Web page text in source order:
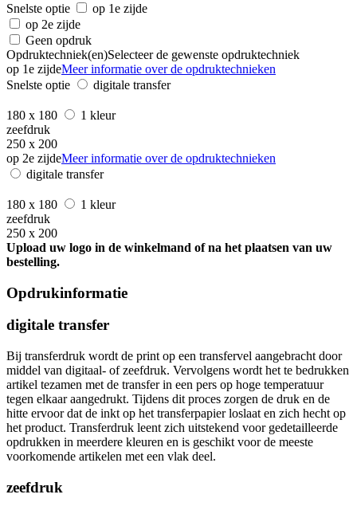
Snelste optie
op 1e zijde
op 2e zijde
Geen opdruk
Opdruktechniek(en)Selecteer de gewenste opdruktechniek
op 1e zijdeMeer informatie over de opdruktechnieken
Snelste optie
digitale transfer
180 x 180
1 kleur
zeefdruk
250 x 200
op 2e zijdeMeer informatie over de opdruktechnieken
digitale transfer
180 x 180
1 kleur
zeefdruk
250 x 200
Upload uw logo in de winkelmand of na het plaatsen van uw
bestelling.
Opdrukinformatie
digitale transfer
Bij transferdruk wordt de print op een transfervel aangebracht door
middel van digitaal- of zeefdruk. Vervolgens wordt het te bedrukken
artikel tezamen met de transfer in een pers op hoge temperatuur
tegen elkaar aangedrukt. Tijdens dit proces zorgen de druk en de
hitte ervoor dat de inkt op het transferpapier loslaat en zich hecht op
het product. Transferdruk leent zich uitstekend voor gedetailleerde
opdrukken in meerdere kleuren en is geschikt voor de meeste
voorkomende artikelen met een vlak deel.
zeefdruk